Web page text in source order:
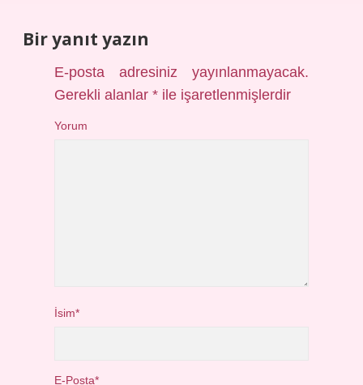
Bir yanıt yazın
E-posta adresiniz yayınlanmayacak.
Gerekli alanlar* ile işaretlenmişlerdir
Yorum
İsim*
E-Posta*